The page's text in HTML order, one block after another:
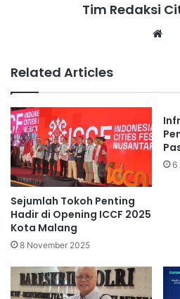
Tim Redaksi
Related Articles
Sejumlah Tokoh Penting
Hadir di Opening ICCF 2025
Kota Malang
8 November 2025
6